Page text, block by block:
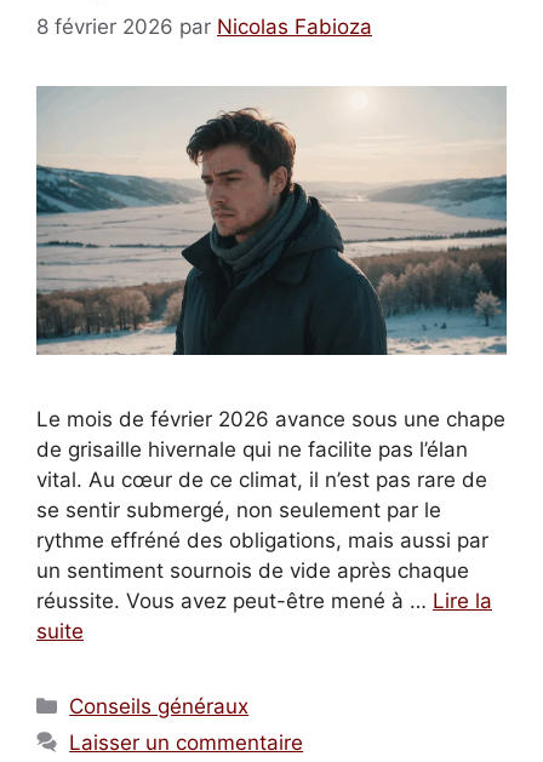
8 février 2026 par Nicolas Fabioza
Le mois de février 2026 avance sous une chape
de grisaille hivernale qui ne facilite pas l’élan
vital. Au cœur de ce climat, il n’est pas rare de
se sentir submergé, non seulement par le
rythme effréné des obligations, mais aussi par
un sentiment sournois de vide après chaque
réussite. Vous avez peut-être mené à … Lire la
suite
Catégories
Conseils généraux
Laisser un commentaire